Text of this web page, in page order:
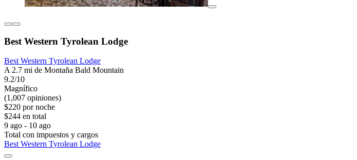
Best Western Tyrolean Lodge
Best Western Tyrolean Lodge
A 2.7 mi de Montaña Bald Mountain
9.2/10
Magnífico
(1,007 opiniones)
$220 por noche
$244 en total
9 ago - 10 ago
Total con impuestos y cargos
Best Western Tyrolean Lodge